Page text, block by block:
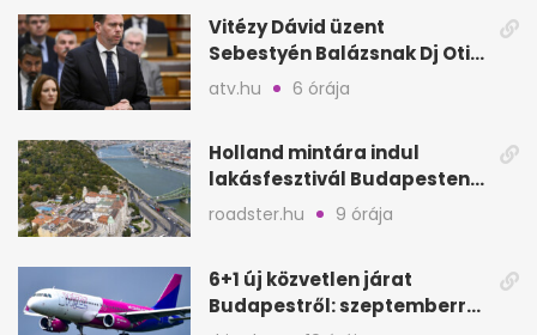
Vitézy Dávid üzent
Sebestyén Balázsnak Dj Oti
Sziget-bulija után
atv.hu 6 órája
Holland mintára indul
lakásfesztivál Budapesten:
koncertek egy napig
roadster.hu 9 órája
6+1 új közvetlen járat
Budapestről: szeptemberre